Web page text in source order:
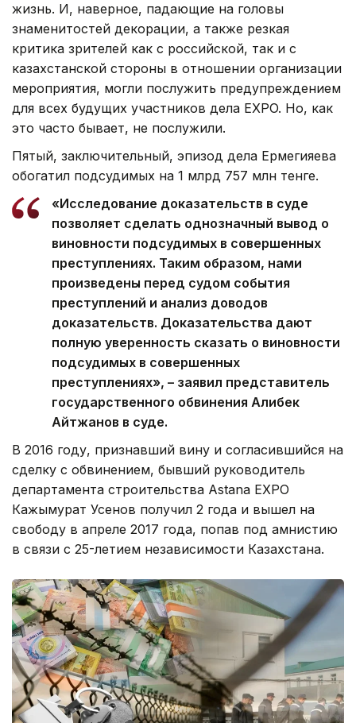
жизнь. И, наверное, падающие на головы
знаменитостей декорации, а также резкая
критика зрителей как с российской, так и с
казахстанской стороны в отношении организации
мероприятия, могли послужить предупреждением
для всех будущих участников дела EXPO. Но, как
это часто бывает, не послужили.
Пятый, заключительный, эпизод дела Ермегияева
обогатил подсудимых на 1 млрд 757 млн тенге.
«Исследование доказательств в суде
позволяет сделать однозначный вывод о
виновности подсудимых в совершенных
преступлениях. Таким образом, нами
произведены перед судом события
преступлений и анализ доводов
доказательств. Доказательства дают
полную уверенность сказать о виновности
подсудимых в совершенных
преступлениях», – заявил представитель
государственного обвинения Алибек
Айтжанов в суде.
В 2016 году, признавший вину и согласившийся на
сделку с обвинением, бывший руководитель
департамента строительства Astana EXPO
Кажымурат Усенов получил 2 года и вышел на
свободу в апреле 2017 года, попав под амнистию
в связи с 25-летием независимости Казахстана.